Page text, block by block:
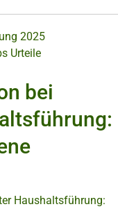
2025
Urteile
bei